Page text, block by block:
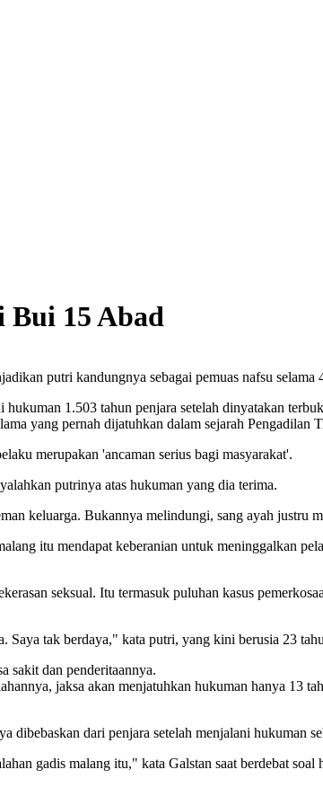
Bui 15 Abad
putri kandungnya sebagai pemuas nafsu selama
1.503 tahun penjara setelah dinyatakan
yang pernah dijatuhkan dalam sejarah Pengadilan
merupakan 'ancaman serius bagi masyarakat'.
putrinya atas hukuman yang dia terima.
keluarga. Bukannya melindungi, sang ayah justru
itu mendapat keberanian untuk meninggalkan
seksual. Itu termasuk puluhan kasus
Saya tak berdaya," kata putri, yang kini berusia 23
sakit dan penderitaannya.
jaksa akan menjatuhkan hukuman hanya 13
dibebaskan dari penjara setelah menjalani hukuman
gadis malang itu," kata Galstan saat berdebat soal